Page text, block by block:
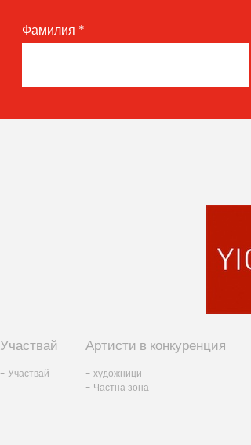
Фамилия *
Участвай
- Участвай
Артисти в конкуренция
- художници
- Частна зона